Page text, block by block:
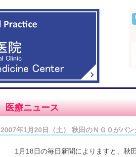
医療ニュース
2007年1月20日（土） 秋田のＮＧＯがバ
1月18日の毎日新聞によりますと、秋